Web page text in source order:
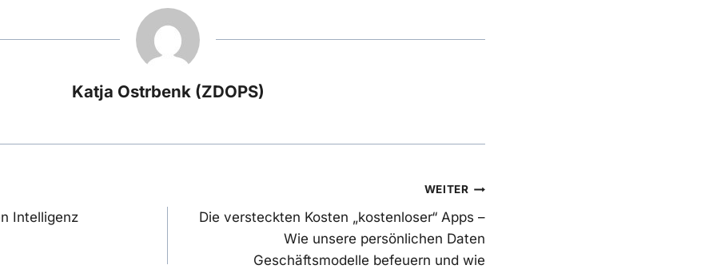
Katja Ostrbenk (ZDOPS)
Intelligenz
WEITER
Die versteckten Kosten „kostenloser“ Apps –
Wie unsere persönlichen Daten
Geschäftsmodelle befeuern und wie